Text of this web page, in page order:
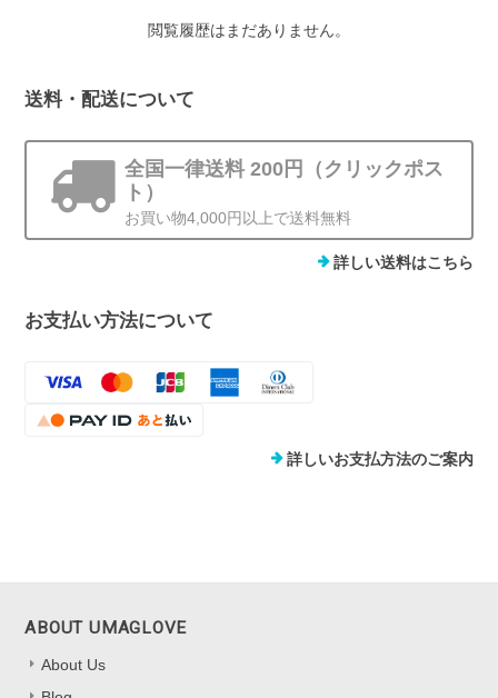
閲覧履歴はまだありません。
送料・配送について
全国一律送料 200円（クリックポス
ト）
お買い物4,000円以上で送料無料
詳しい送料はこちら
お支払い方法について
詳しいお支払方法のご案内
ABOUT UMAGLOVE
About Us